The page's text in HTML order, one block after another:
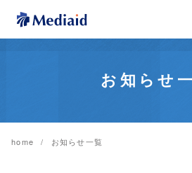
お知らせ
home お知らせ一覧